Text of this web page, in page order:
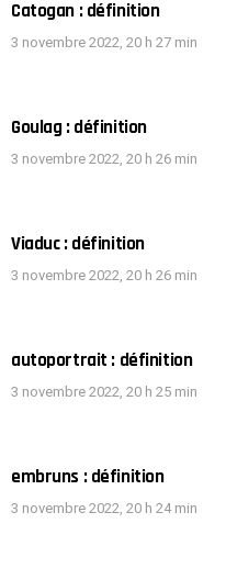
Catogan : définition
3 novembre 2022, 20 h 27 min
Goulag : définition
3 novembre 2022, 20 h 26 min
Viaduc : définition
3 novembre 2022, 20 h 26 min
autoportrait : définition
3 novembre 2022, 20 h 25 min
embruns : définition
3 novembre 2022, 20 h 24 min